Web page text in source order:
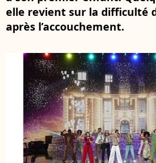
elle revient sur la difficulté
après l’accouchement.